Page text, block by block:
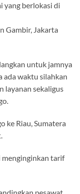
yang berlokasi di
Gambir, Jakarta
untuk jamnya
ada waktu silahkan
layanan sekaligus
ke Riau, Sumatera
menginginkan tarif
pesawat,